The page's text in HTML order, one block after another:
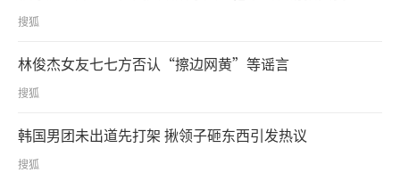
搜狐
林俊杰女友七七方否认“擦边网黄”等谣言
搜狐
韩国男团未出道先打架 揪领子砸东西引发热议
搜狐